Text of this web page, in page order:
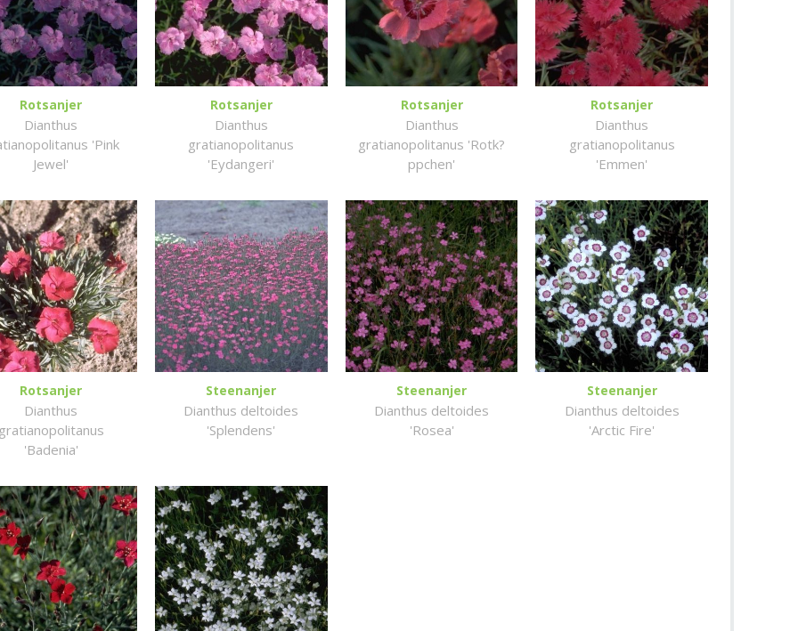
Rotsanjer
Dianthus
'Pink
Jewel'
Rotsanjer
Dianthus
gratianopolitanus
'Eydangeri'
Rotsanjer
Dianthus
gratianopolitanus 'Rotk?
ppchen'
Rotsanjer
Dianthus
gratianopolitanus
'Emmen'
Rotsanjer
Dianthus
'Badenia'
Steenanjer
Dianthus deltoides
'Splendens'
Steenanjer
Dianthus deltoides
'Rosea'
Steenanjer
Dianthus deltoides
'Arctic Fire'